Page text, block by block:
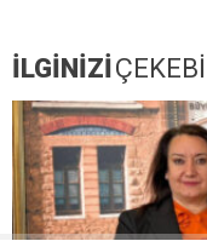
İLGİNİZİ